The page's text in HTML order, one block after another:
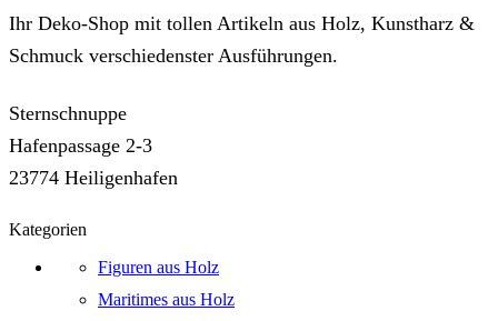
Ihr Deko-Shop mit tollen Artikeln aus Holz, Kunstharz &
Schmuck verschiedenster Ausführungen.
Sternschnuppe
Hafenpassage 2-3
23774 Heiligenhafen
Kategorien
Figuren aus Holz
Maritimes aus Holz